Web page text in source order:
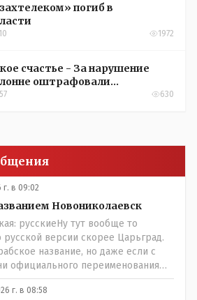
погиб в
1972
счастье - За нарушение
оштрафовали
в Аркалыке
630
г. в 09:02
Новониколаевск
русскиеНу тут вообще то
версии скорее Царьград.
название, но даже если с
официального переименования
историческим названием
почти 100 лет прошло!
г. в 08:58